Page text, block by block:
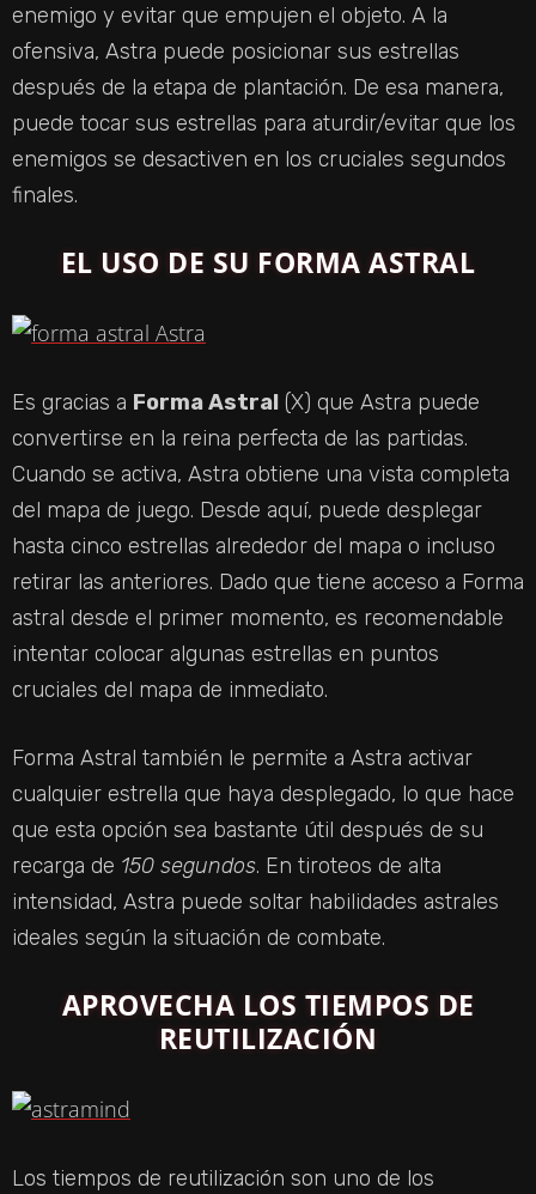
enemigo y evitar que empujen el objeto. A la
ofensiva, Astra puede posicionar sus estrellas
después de la etapa de plantación. De esa manera,
puede tocar sus estrellas para aturdir/evitar que los
enemigos se desactiven en los cruciales segundos
finales.
EL USO DE SU FORMA ASTRAL
Es gracias a Forma Astral (X) que Astra puede
convertirse en la reina perfecta de las partidas.
Cuando se activa, Astra obtiene una vista completa
del mapa de juego. Desde aquí, puede desplegar
hasta cinco estrellas alrededor del mapa o incluso
retirar las anteriores. Dado que tiene acceso a Forma
astral desde el primer momento, es recomendable
intentar colocar algunas estrellas en puntos
cruciales del mapa de inmediato.
Forma Astral también le permite a Astra activar
cualquier estrella que haya desplegado, lo que hace
que esta opción sea bastante útil después de su
recarga de 150 segundos. En tiroteos de alta
intensidad, Astra puede soltar habilidades astrales
ideales según la situación de combate.
APROVECHA LOS TIEMPOS DE
REUTILIZACIÓN
Los tiempos de reutilización son uno de los